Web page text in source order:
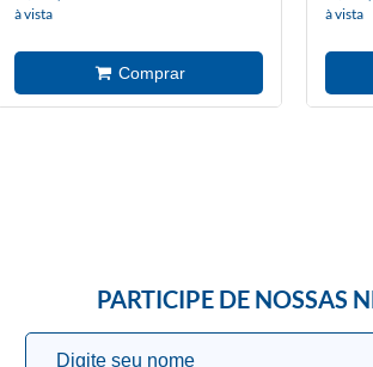
à vista à vista
PARTICIPE DE NOSSAS